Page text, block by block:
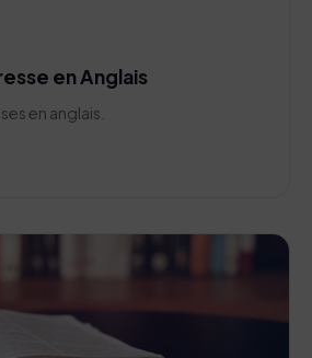
en Anglais
en anglais.